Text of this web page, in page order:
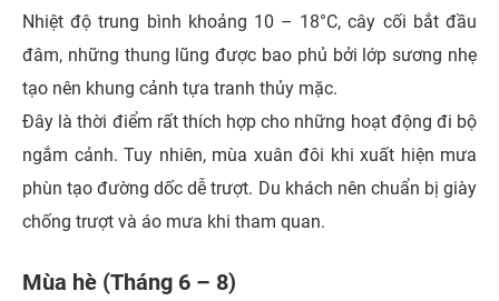
Nhiệt độ trung bình khoảng 10 – 18°C, cây cối bắt đầu
đâm, những thung lũng được bao phủ bởi lớp sương nhẹ
tạo nên khung cảnh tựa tranh thủy mặc.
Đây là thời điểm rất thích hợp cho những hoạt động đi bộ
ngắm cảnh. Tuy nhiên, mùa xuân đôi khi xuất hiện mưa
phùn tạo đường dốc dễ trượt. Du khách nên chuẩn bị giày
chống trượt và áo mưa khi tham quan.
Mùa hè (Tháng 6 – 8)